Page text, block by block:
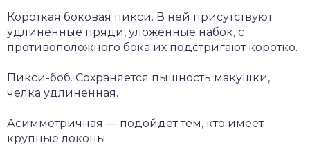
Короткая боковая пикси. В ней присутствуют
удлиненные пряди, уложенные набок, с
противоположного бока их подстригают коротко.
Пикси-боб. Сохраняется пышность макушки,
челка удлиненная.
Асимметричная — подойдет тем, кто имеет
крупные локоны.